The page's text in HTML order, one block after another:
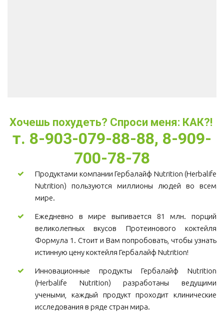
Хочешь похудеть? Спроси меня: КАК?!
т. 8-903-079-88-88, 8-909-
700-78-78
Продуктами компании Гербалайф Nutrition (Herbalife
Nutrition) пользуются миллионы людей во всем
мире.
Ежедневно в мире выпивается 81 млн. порций
великолепных вкусов Протеинового коктейля
Формула 1. Стоит и Вам попробовать, чтобы узнать
истинную цену коктейля Гербалайф Nutrition!
Инновационные продукты Гербалайф Nutrition
(Herbalife Nutrition) разработаны ведущими
учеными, каждый продукт проходит клинические
исследования в ряде стран мира.